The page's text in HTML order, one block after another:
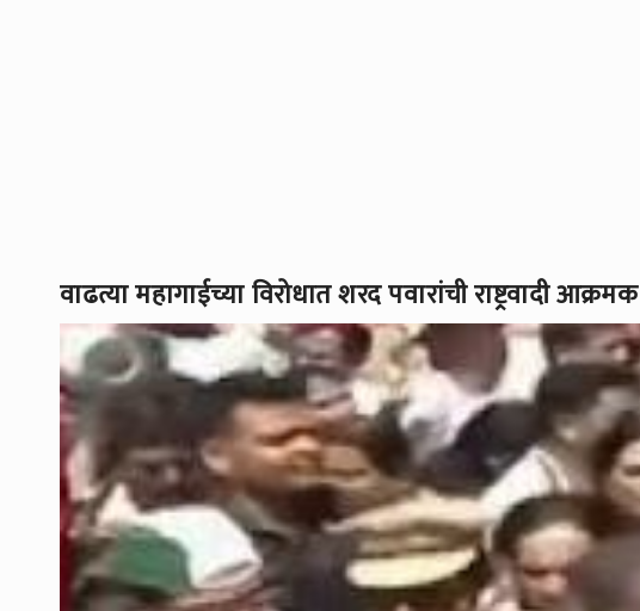
वाढत्या महागाईच्या विरोधात शरद पवारांची राष्ट्रवादी आक्रमक